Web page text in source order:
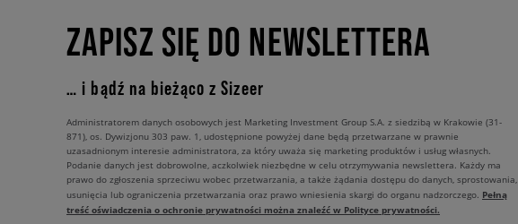
ZAPISZ SIĘ DO NEWSLETTERA
… i bądź na bieżąco z Sizeer
Administratorem danych osobowych jest Marketing Investment Group S.A. z siedzibą w Krakowie (31-
871), os. Dywizjonu 303 paw. 1, udostępnione powyżej dane będą przetwarzane w prawnie
uzasadnionym interesie administratora, za który uważa się marketing produktów i usług własnych.
Podanie danych jest dobrowolne, aczkolwiek niezbędne w celu otrzymywania newslettera. Każdy ma
prawo do zgłoszenia sprzeciwu wobec przetwarzania, a także żądania dostępu do danych, sprostowania,
usunięcia lub ograniczenia przetwarzania oraz prawo wniesienia skargi do organu nadzorczego. Pełną
treść oświadczenia o ochronie prywatności można znaleźć w Polityce prywatności.